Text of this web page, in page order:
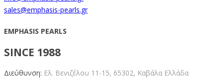
sales@emphasis-pearls.gr
EMPHASIS PEARLS
SINCE 1988
Διεύθυνση: Ελ. Βενιζέλου 11-15, 65302, Καβάλα Ελλάδα